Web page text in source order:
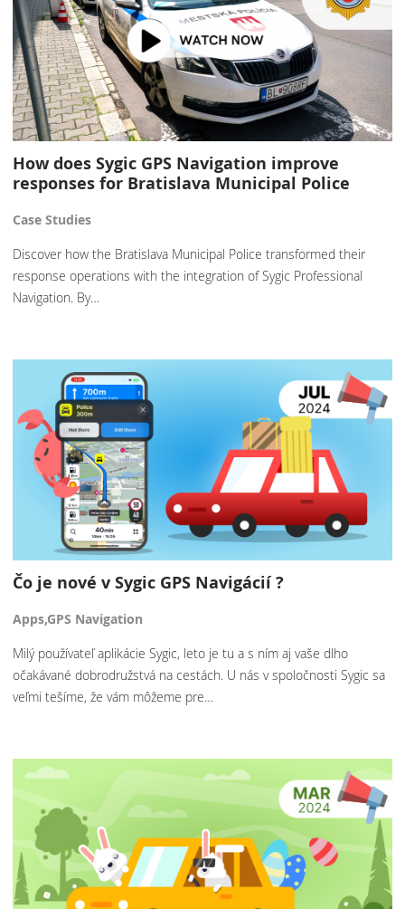
How does Sygic GPS Navigation improve
responses for Bratislava Municipal Police
Case Studies
Discover how the Bratislava Municipal Police transformed their
response operations with the integration of Sygic Professional
Navigation. By…
Čo je nové v Sygic GPS Navigácií ?
Apps,GPS Navigation
Milý používateľ aplikácie Sygic, leto je tu a s ním aj vaše dlho
očakávané dobrodružstvá na cestách. U nás v spoločnosti Sygic sa
veľmi tešíme, že vám môžeme pre…